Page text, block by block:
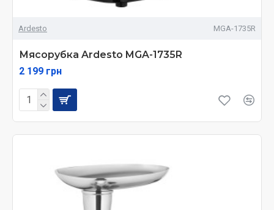
Ardesto MGA-1735R
Мясорубка Ardesto MGA-1735R
2 199 грн